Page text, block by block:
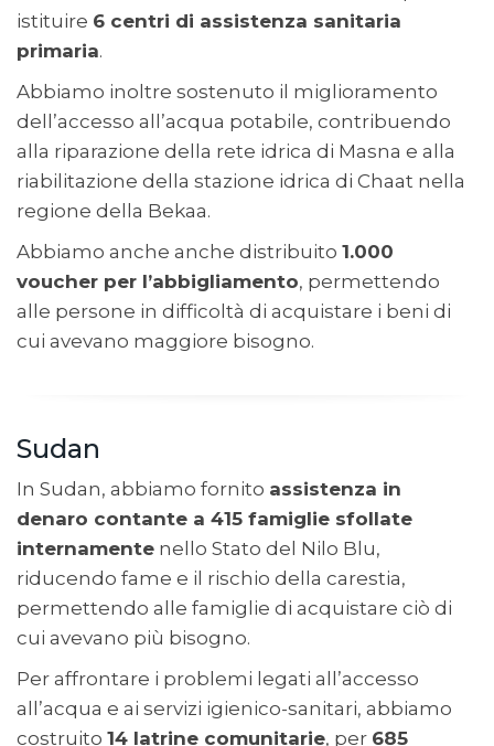
istituire 6 centri di assistenza sanitaria
primaria.
Abbiamo inoltre sostenuto il miglioramento
dell’accesso all’acqua potabile, contribuendo
alla riparazione della rete idrica di Masna e alla
riabilitazione della stazione idrica di Chaat nella
regione della Bekaa.
Abbiamo anche anche distribuito 1.000
voucher per l’abbigliamento, permettendo
alle persone in difficoltà di acquistare i beni di
cui avevano maggiore bisogno.
Sudan
In Sudan, abbiamo fornito assistenza in
denaro contante a 415 famiglie sfollate
internamente nello Stato del Nilo Blu,
riducendo fame e il rischio della carestia,
permettendo alle famiglie di acquistare ciò di
cui avevano più bisogno.
Per affrontare i problemi legati all’accesso
all’acqua e ai servizi igienico-sanitari, abbiamo
costruito 14 latrine comunitarie, per 685